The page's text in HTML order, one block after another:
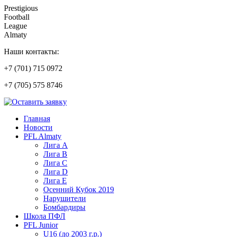
Prestigious
Football
League
Almaty
Наши контакты:
+7 (701) 715 0972
+7 (705) 575 8746
Главная
Новости
PFL Almaty
Лига A
Лига В
Лига С
Лига D
Лига Е
Осенний Кубок 2019
Нарушители
Бомбардиры
Школа ПФЛ
PFL Junior
U16 (до 2003 г.р.)